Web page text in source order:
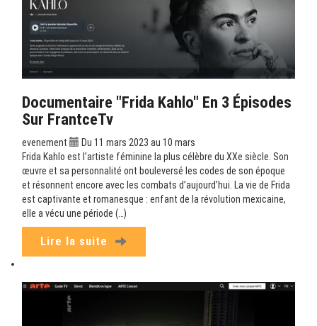
Documentaire "Frida Kahlo" En 3 Épisodes
Sur FrantceTv
evenement
Du 11 mars 2023 au 10 mars
Frida Kahlo est l’artiste féminine la plus célèbre du XXe siècle. Son
œuvre et sa personnalité ont bouleversé les codes de son époque
et résonnent encore avec les combats d’aujourd’hui. La vie de Frida
est captivante et romanesque : enfant de la révolution mexicaine,
elle a vécu une période (…)
Lire la suite